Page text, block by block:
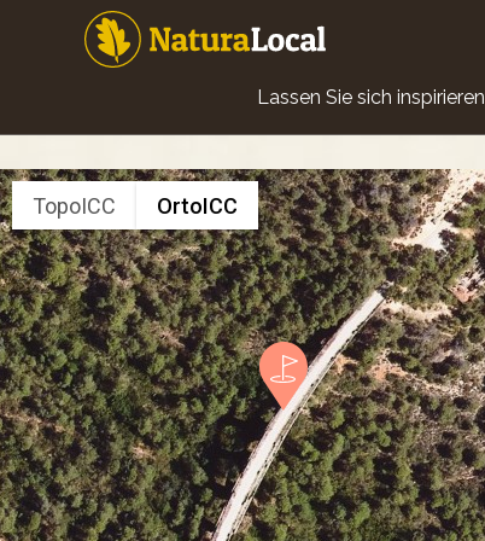
Main
navigation
Lassen Sie sich inspirieren
TopoICC OrtoICC